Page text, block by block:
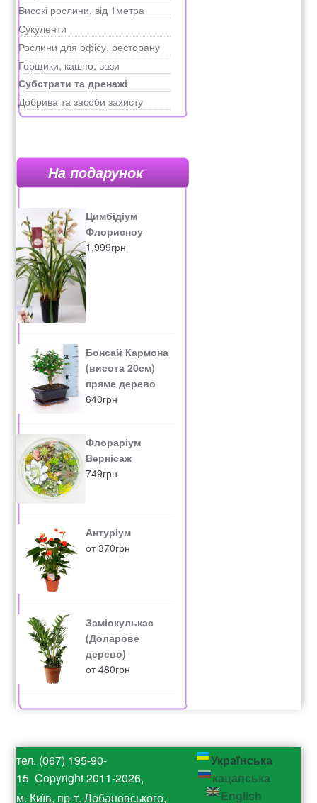
Високі рослини, від 1метра
Сукуленти
Рослини для офісу, ресторану
Горщики, кашпо, вази
Субстрати та дренажі
Добрива та засоби захисту
На подарунок
Цимбідіум
Флорисноу
1,999грн
Бонсай Кармона
(висота 20см)
пряме дерево
640грн
Флораріум
Вернісаж
749грн
Антуріум
от370грн
Заміокулькас
(Доларове
дерево)
от480грн
тел. (067) 195-90-
15 Copyright 2011-2026,
м. Київ, пр-т. Лобановського,
Українська
кацапська
English